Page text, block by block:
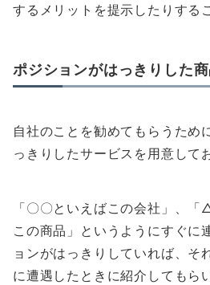
するメリットを提示したりする
ポジションがはっきりした
自社のことを勧めてもらうため
っきりしたサービスを用意して
「〇〇といえばこの会社」、
この商品」というようにすぐに
ョンがはっきりしていれば、そ
に遭遇したときに紹介してもら